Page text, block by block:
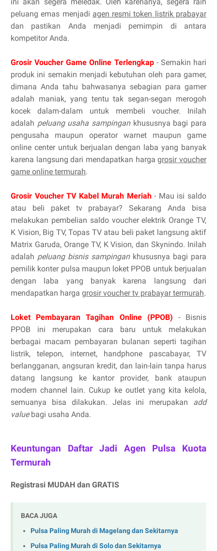
peluang emas menjadi agen resmi token listrik prabayar
dan pastikan Anda menjadi pemimpin di antara
kompetitor Anda.
Grosir Voucher Game Online Terlengkap- Semakin hari
produk ini semakin menjadi kebutuhan oleh para gamer,
dimana Anda tahu bahwasanya sebagian para gamer
adalah maniak, yang tentu tak segan-segan merogoh
kocek dalam-dalam untuk membeli voucher. Inilah
adalah peluang usaha sampingankhususnya bagi para
pengusaha maupun operator warnet maupun game
online center untuk berjualan dengan laba yang banyak
karena langsung dari mendapatkan hargagrosir voucher
game online termurah.
Grosir Voucher TV Kabel Murah Meriah- Mau isi saldo
atau beli paket tv prabayar? Sekarang Anda bisa
melakukan pembelian saldo voucher elektrik Orange TV,
K Vision, Big TV, Topas TV atau beli paket langsung aktif
Matrix Garuda, Orange TV, K Vision, dan Skynindo. Inilah
adalah peluang bisnis sampingankhususnya bagi para
pemilik konter pulsa maupun loket PPOB untuk berjualan
dengan laba yang banyak karena langsung dari
mendapatkan harga grosir voucher tv prabayar termurah.
Loket Pembayaran Tagihan Online (PPOB) - Bisnis
PPOB ini merupakan cara baru untuk melakukan
berbagai macam pembayaran bulanan seperti tagihan
listrik, telepon, internet, handphone pascabayar, TV
berlangganan, angsuran kredit, dan lain-lain tanpa harus
datang langsung ke kantor provider, bank ataupun
modern channel lain. Cukup ke outlet yang kita kelola,
semuanya bisa dilakukan. Jelas ini merupakan add
valuebagi usaha Anda.
Keuntungan Daftar Jadi Agen Pulsa Kuota
Termurah
Registrasi MUDAH dan GRATIS
BACA JUGA
Pulsa Paling Murah di Magelang dan Sekitarnya
Pulsa Paling Murah di Solo dan Sekitarnya